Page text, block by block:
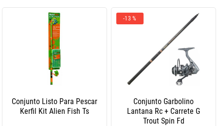
Conjunto Listo Para Pescar
Kerfil Kit Alien Fish Ts
-13 %
Conjunto Garbolino
Lantana Rc + Carrete G
Trout Spin Fd